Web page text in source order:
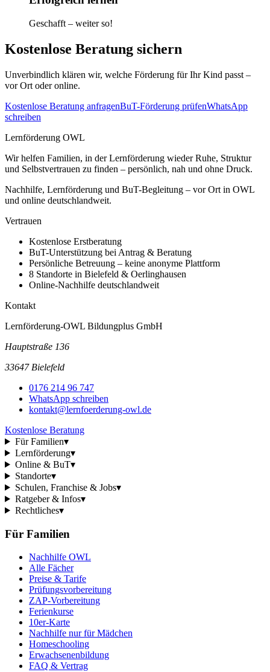
Geschafft – weiter so!
Kostenlose Beratung sichern
Unverbindlich klären wir, welche Förderung für Ihr Kind passt –
vor Ort oder online.
Kostenlose Beratung anfragenBuT-Förderung prüfenWhatsApp
schreiben
Lernförderung OWL
Wir helfen Familien, in der Lernförderung wieder Ruhe, Struktur
und Selbstvertrauen zu finden – persönlich, nah und ohne Druck.
Nachhilfe, Lernförderung und BuT-Begleitung – vor Ort in OWL
und online deutschlandweit.
Vertrauen
Kostenlose Erstberatung
BuT-Unterstützung bei Antrag & Beratung
Persönliche Betreuung – keine anonyme Plattform
8 Standorte in Bielefeld & Oerlinghausen
Online-Nachhilfe deutschlandweit
Kontakt
Lernförderung-OWL Bildungplus GmbH
Hauptstraße 136
33647 Bielefeld
0176 214 96 747
WhatsApp schreiben
kontakt@lernfoerderung-owl.de
Kostenlose Beratung
Für Familien▾
Lernförderung▾
Online & BuT▾
Standorte▾
Schulen, Franchise & Jobs▾
Ratgeber & Infos▾
Rechtliches▾
Für Familien
Nachhilfe OWL
Alle Fächer
Preise & Tarife
Prüfungsvorbereitung
ZAP-Vorbereitung
Ferienkurse
10er-Karte
Nachhilfe nur für Mädchen
Homeschooling
Erwachsenenbildung
FAQ & Vertrag